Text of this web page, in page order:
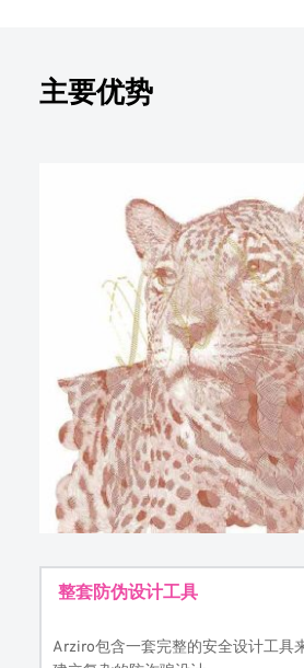
主要优势
整套防伪设计工具
Arziro包含一套完整的安全设计工具